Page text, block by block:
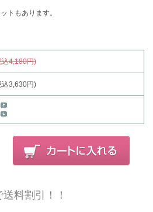
トもあります。
4,180円)
3,630円)
料割引！！